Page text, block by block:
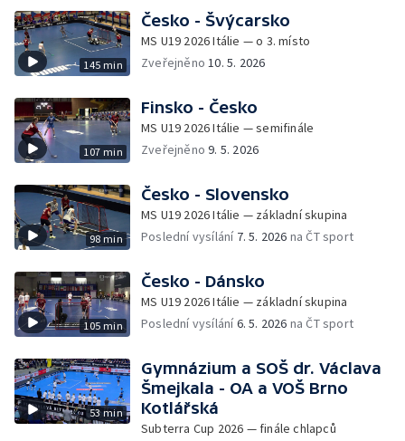
145 min
Česko - Švýcarsko
MS U19 2026 Itálie — o 3. místo
Zveřejněno10. 5. 2026
107 min
Finsko - Česko
MS U19 2026 Itálie — semifinále
Zveřejněno9. 5. 2026
98 min
Česko - Slovensko
MS U19 2026 Itálie — základní skupina
Poslední vysílání 7. 5. 2026 na ČT sport
105 min
Česko - Dánsko
MS U19 2026 Itálie — základní skupina
Poslední vysílání6. 5. 2026 na ČT sport
53 min
Gymnázium a SOŠ dr. Václava
Šmejkala - OA a VOŠ Brno
Kotlářská
Subterra Cup 2026 — finále chlapců